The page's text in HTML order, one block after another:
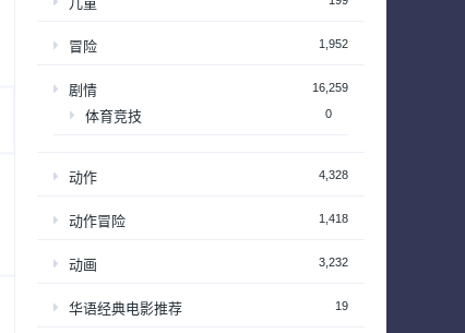
冒险 1,952
剧情 16,259
体育竞技 0
动作 4,328
动作冒险 1,418
动画 3,232
华语经典电影推荐 19